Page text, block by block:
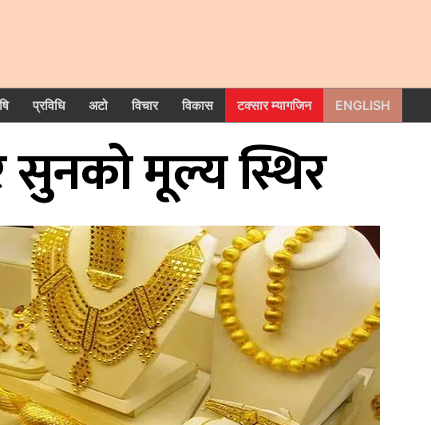
प्रविधि अटो विचार विकास टक्सार म्यागजिन ENGLISH
सुनको मूल्य स्थिर